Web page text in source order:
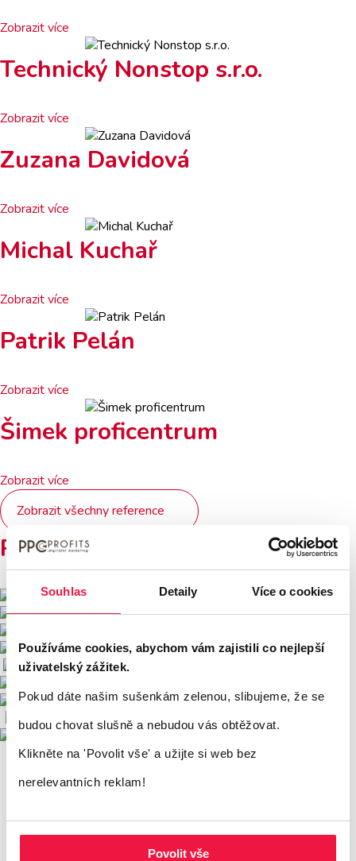
Souhlas Detaily Více o cookies
Používáme cookies, abychom vám zajistili co nejlepší
uživatelský zážitek.
Pokud dáte našim sušenkám zelenou, slibujeme, že se
budou chovat slušně a nebudou vás obtěžovat.
Klikněte na 'Povolit vše' a užijte si web bez
nerelevantních reklam!
Povolit vše
Zobrazit více
Technický Nonstop s.r.o.
Zobrazit více
Zuzana Davidová
Zobrazit více
Michal Kuchař
Zobrazit více
Patrik Pelán
Zobrazit více
Šimek proficentrum
Zobrazit více
Zobrazit všechny reference
Používáme tyto nástroje